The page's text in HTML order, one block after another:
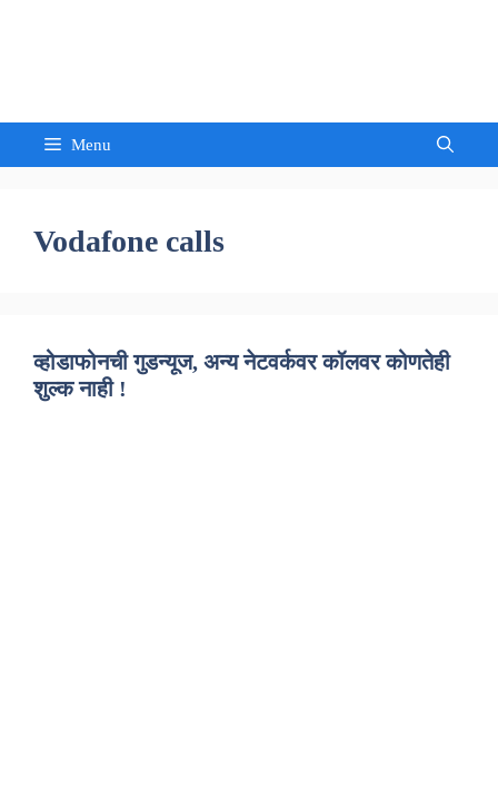
Menu
Vodafone calls
व्होडाफोनची गुडन्यूज, अन्य नेटवर्कवर कॉलवर कोणतेही
शुल्क नाही !